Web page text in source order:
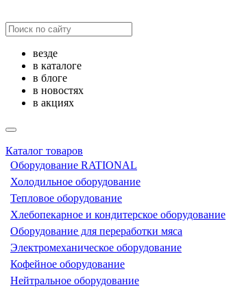
везде
в каталоге
в блоге
в новостях
в акциях
Каталог товаров
Оборудование RATIONAL
Холодильное оборудование
Тепловое оборудование
Хлебопекарное и кондитерское оборудование
Оборудование для переработки мяса
Электромеханическое оборудование
Кофейное оборудование
Нейтральное оборудование